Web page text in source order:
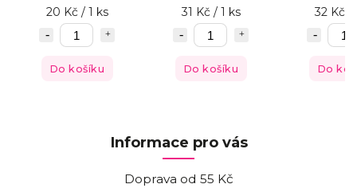
20 Kč / 1 ks
Do košíku
31 Kč / 1 ks
Do košíku
32 Kč /
Do
Informace pro vás
Doprava od 55 Kč